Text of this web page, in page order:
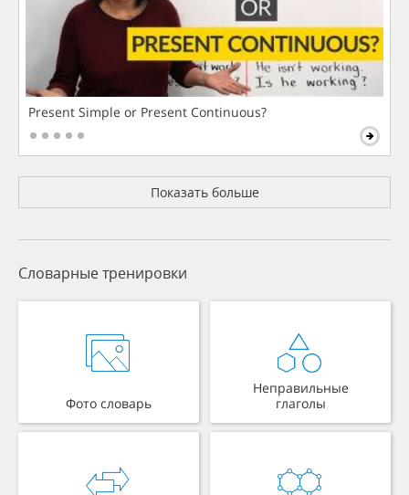
Present Simple or Present Continuous?
Показать больше
Словарные тренировки
Фото словарь
Неправильные
глаголы